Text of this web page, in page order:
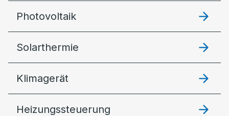
Photovoltaik
Solarthermie
Klimagerät
Heizungssteuerung